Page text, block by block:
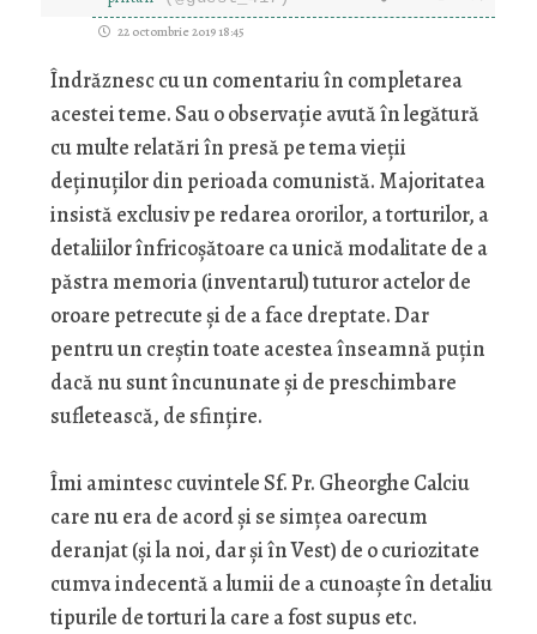
22 octombrie 2019 18:45
Îndrăznesc cu un comentariu în completarea
acestei teme. Sau o observație avută în legătură
cu multe relatări în presă pe tema vieții
deținuților din perioada comunistă. Majoritatea
insistă exclusiv pe redarea ororilor, a torturilor, a
detaliilor înfricoșătoare ca unică modalitate de a
păstra memoria (inventarul) tuturor actelor de
oroare petrecute și de a face dreptate. Dar
pentru un creștin toate acestea înseamnă puțin
dacă nu sunt încununate și de preschimbare
sufletească, de sfințire.
Îmi amintesc cuvintele Sf. Pr. Gheorghe Calciu
care nu era de acord și se simțea oarecum
deranjat (și la noi, dar și în Vest) de o curiozitate
cumva indecentă a lumii de a cunoaște în detaliu
tipurile de torturi la care a fost supus etc.